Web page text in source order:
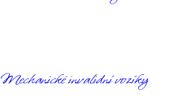
Mechanické invalidní vozíky